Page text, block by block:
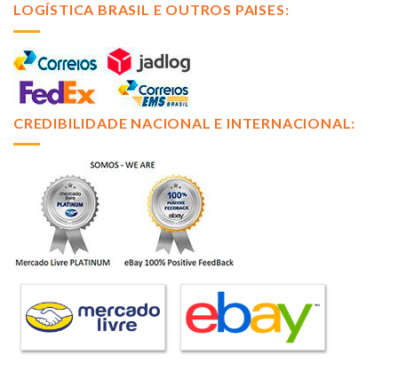
LOGÍSTICA BRASIL E OUTROS PAISES:
CREDIBILIDADE NACIONAL E INTERNACIONAL: